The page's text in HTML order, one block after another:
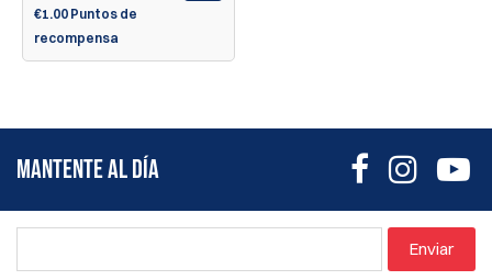
€1.00 Puntos de
recompensa
MANTENTE AL DÍA
Enviar